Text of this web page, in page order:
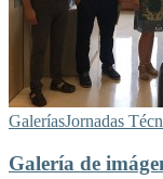
GaleríasJornadas
Galería de